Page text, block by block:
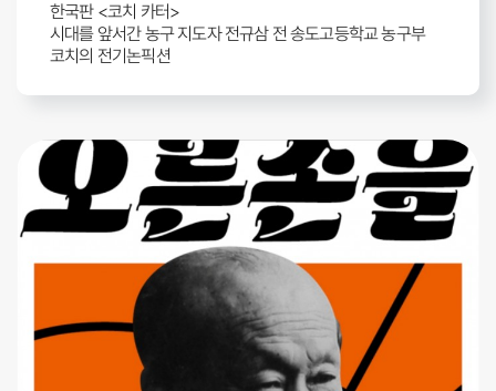
한국판 <코치 카터>
시대를 앞서간 농구 지도자 전규삼 전 송도고등학교 농구부
코치의 전기논픽션